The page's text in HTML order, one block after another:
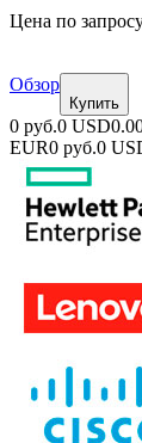
Цена по
Обзор
Купить
0 руб.0 USD
EUR0 руб.0